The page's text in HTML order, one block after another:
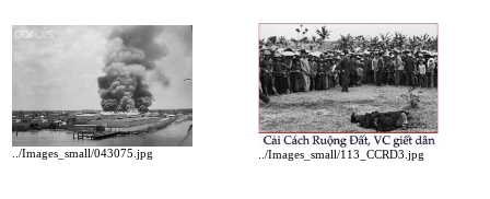
../Images_small/043075.jpg ../Images_small/113_CCRD3.jpg